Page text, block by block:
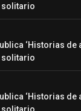
solitario
‘Historias de
solitario
‘Historias de
solitario